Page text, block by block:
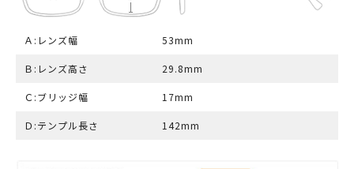
Ａ:レンズ幅 53mm
Ｂ:レンズ高さ 29.8mm
Ｃ:ブリッジ幅 17mm
Ｄ:テンプル長さ 142mm